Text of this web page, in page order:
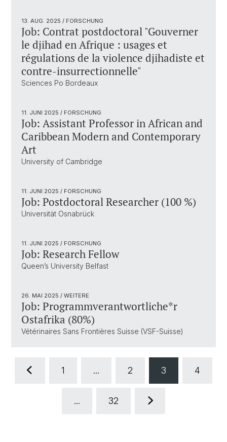
13. AUG. 2025 / FORSCHUNG
Job: Contrat postdoctoral "Gouverner
le djihad en Afrique : usages et
régulations de la violence djihadiste et
contre-insurrectionnelle"
Sciences Po Bordeaux
11. JUNI 2025 / FORSCHUNG
Job: Assistant Professor in African and
Caribbean Modern and Contemporary
Art
University of Cambridge
11. JUNI 2025 / FORSCHUNG
Job: Postdoctoral Researcher (100 %)
Universität Osnabrück
11. JUNI 2025 / FORSCHUNG
Job: Research Fellow
Queen’s University Belfast
26. MAI 2025 / WEITERE
Job: Programmverantwortliche*r
Ostafrika (80%)
Vétérinaires Sans Frontières Suisse (VSF-Suisse)
1 ... 2 3 4
... 32